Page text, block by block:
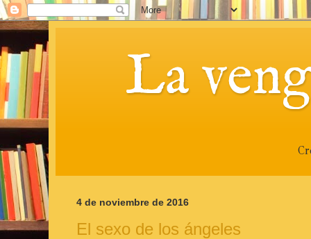
La
4 de noviembre de 2016
El sexo de los ángeles